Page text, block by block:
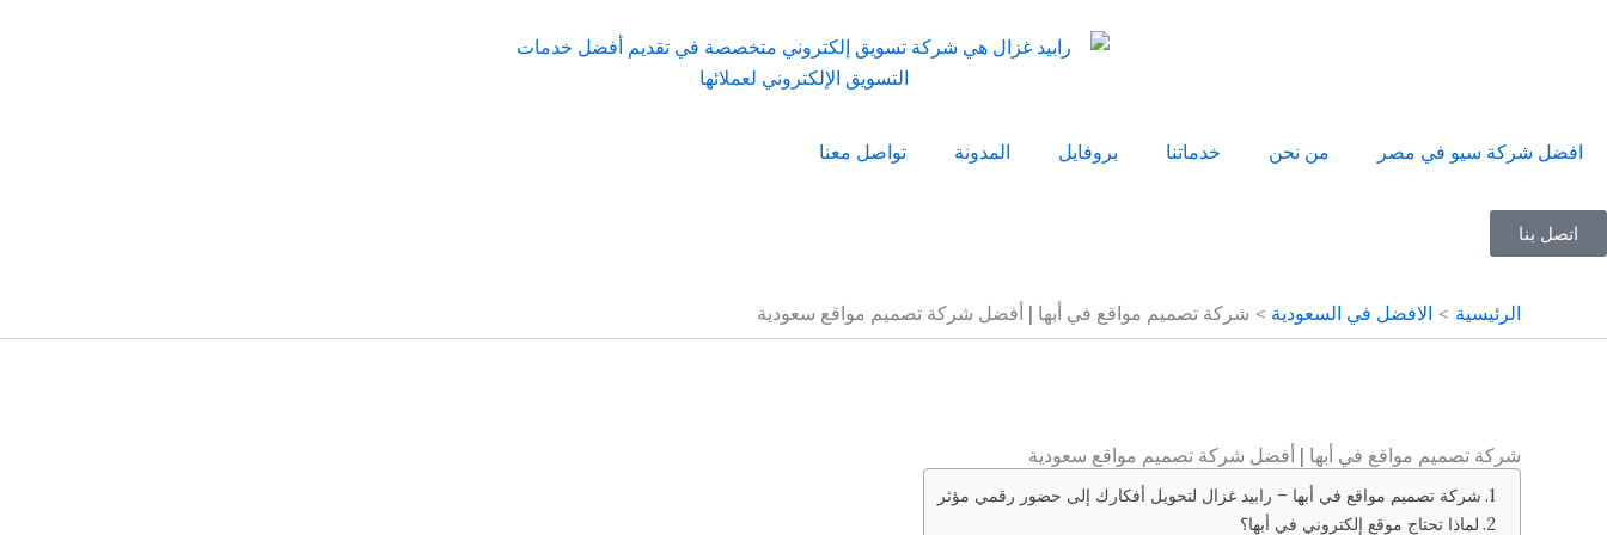
افضل شركة سيو في مصر من نحن خدماتنا بروفايل المدونة تواصل معنا
اتصل بنا
الرئيسية الافضل في السعودية شركة تصميم مواقع في أبها | أفضل شركة تصميم مواقع سعودية
شركة تصميم مواقع في أبها | أفضل شركة تصميم مواقع سعودية
شركة تصميم مواقع في أبها – رابيد غزال لتحويل أفكارك إلى حضور رقمي مؤثر
لماذا تحتاج موقع إلكتروني في أبها؟